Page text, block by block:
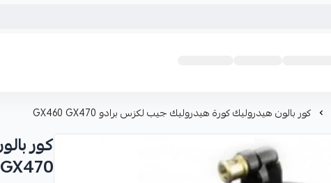
كور بالون هيدروليك كورة هيدروليك جيب لكزس برادو GX460 GX470
GX470